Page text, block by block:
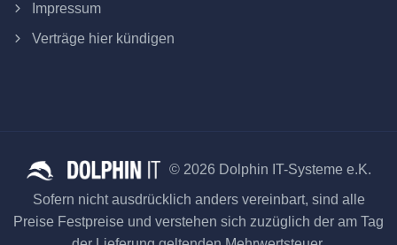
Impressum
Verträge hier kündigen
© 2026 Dolphin IT-Systeme e.K.
Sofern nicht ausdrücklich anders vereinbart, sind alle
Preise Festpreise und verstehen sich zuzüglich der am Tag